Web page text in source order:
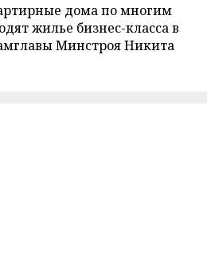
дома по многим
жилье бизнес-класса в
Минстроя Никита